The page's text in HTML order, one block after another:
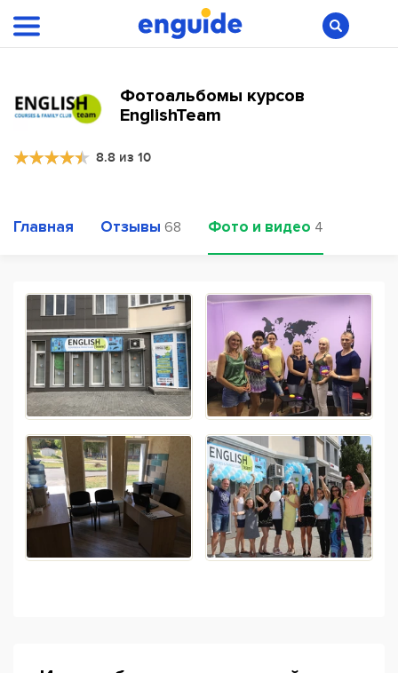
Фотоальбомы курсов
EnglishTeam
8.8 из 10
Главная Отзывы 68 Фото и видео 4